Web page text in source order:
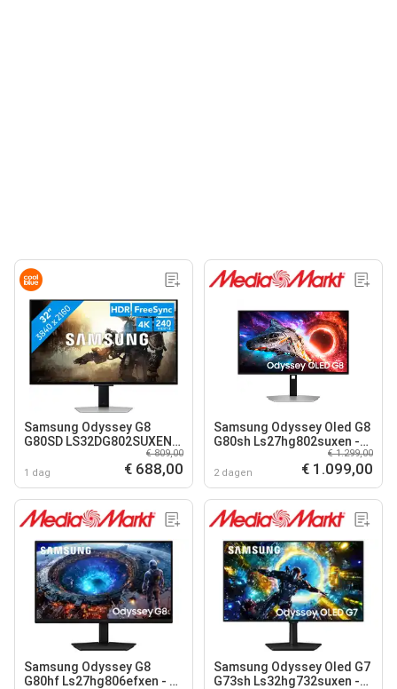
Samsung Odyssey G8
G80SD LS32DG802SUXEN
1 dag
€ 809,00
€ 688,00
Samsung Odyssey Oled G8
G80sh Ls27hg802suxen -
27 Inch Ultra Hd 4k 3840 X
2160
2 dagen
€ 1.299,00
€ 1.099,00
Samsung Odyssey G8
G80hf Ls27hg806efxen - 27
Samsung Odyssey Oled G7
G73sh Ls32hg732suxen -